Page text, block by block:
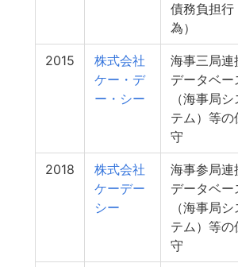
債務負担行
為）
2015
株式会社
ケー・デ
ー・シー
海事三局連
データベー
（海事局シ
テム）等の
守
2018
株式会社
ケーデー
シー
海事参局連
データベー
（海事局シ
テム）等の
守